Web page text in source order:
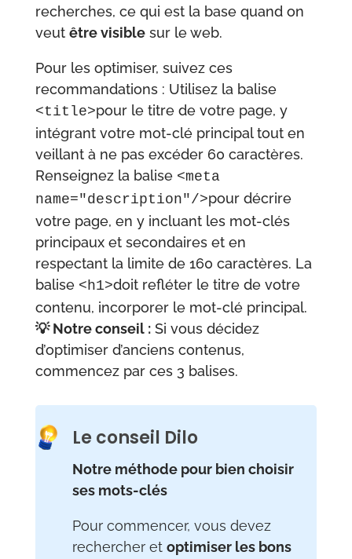
recherches, ce qui est la base quand on
veut être visiblesur le web.
Pour les optimiser, suivez ces
recommandations : Utilisez la balise
<title>pour le titre de votre page, y
intégrant votre mot-clé principal tout en
veillant à ne pas excéder 60 caractères.
Renseignez la balise <meta
name="description"/>pour décrire
votre page, en y incluant les mot-clés
principaux et secondaires et en
respectant la limite de 160 caractères. La
balise <h1>doit refléter le titre de votre
contenu, incorporer le mot-clé principal.
💡 Notre conseil :Si vous décidez
d’optimiser d’anciens contenus,
commencez par ces 3 balises.
Le conseil Dilo
Notre méthode pour bien choisir
ses mots-clés
Pour commencer, vous devez
rechercher et optimiser les bons